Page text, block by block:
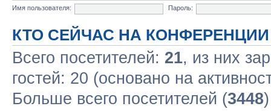
Имя пользователя:
Пароль:
КТО СЕЙЧАС НА КОНФЕРЕНЦИИ
Всего посетителей: 21, из них
гостей: 20 (основано на
Больше всего посетителей (3448